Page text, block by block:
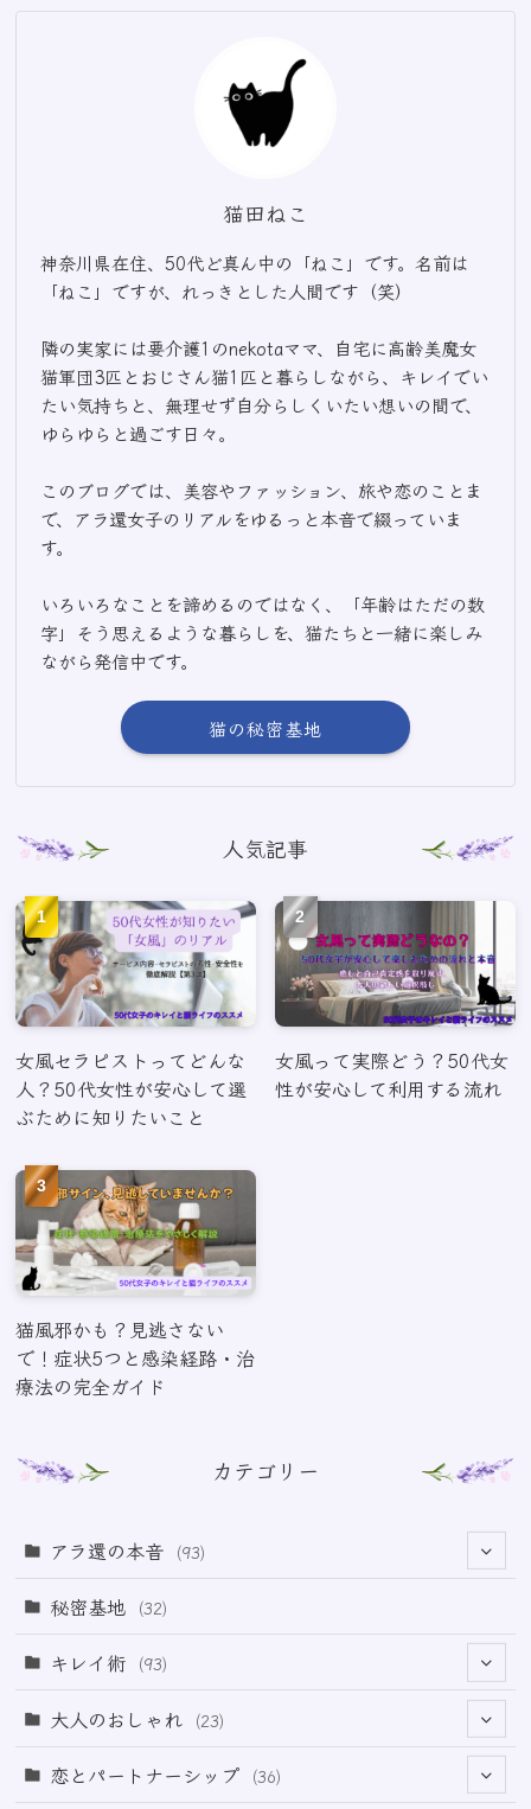
猫田ねこ
神奈川県在住、50代ど真ん中の「ねこ」です。名前は
「ねこ」ですが、れっきとした人間です（笑）
隣の実家には要介護1のnekotaママ、自宅に高齢美魔女
猫軍団3匹とおじさん猫1匹と暮らしながら、キレイでい
たい気持ちと、無理せず自分らしくいたい想いの間で、
ゆらゆらと過ごす日々。
このブログでは、美容やファッション、旅や恋のことま
で、アラ還女子のリアルをゆるっと本音で綴っていま
す。
いろいろなことを諦めるのではなく、「年齢はただの数
字」そう思えるような暮らしを、猫たちと一緒に楽しみ
ながら発信中です。
猫の秘密基地
人気記事
女風セラピストってどんな
人？50代女性が安心して選
ぶために知りたいこと
女風って実際どう？50代女
性が安心して利用する流れ
猫風邪かも？見逃さない
で！症状5つと感染経路・治
療法の完全ガイド
カテゴリー
アラ還の本音 (93)
(69)
秘密基地 (32)
キレイ術 (93)
(32)
(49)
大人のおしゃれ (23)
(21)
恋とパートナーシップ (36)